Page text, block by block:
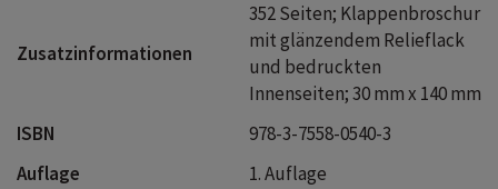
Zusatzinformationen
352 Seiten; Klappenbroschur
mit glänzendem Relieflack
und bedruckten
Innenseiten; 30 mm x 140 mm
ISBN
978-3-7558-0540-3
Auflage
1. Auflage